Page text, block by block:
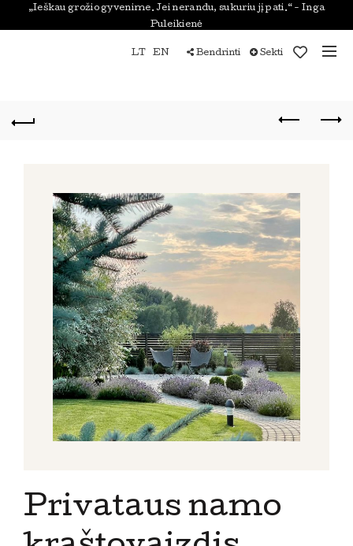
„Ieškau grožio gyvenime. Jei nerandu, sukuriu jį pati.“ - Inga
Puleikienė
LT EN Bendrinti Sekti
Privataus namo